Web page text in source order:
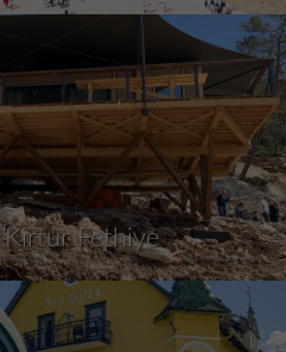
Fethiye